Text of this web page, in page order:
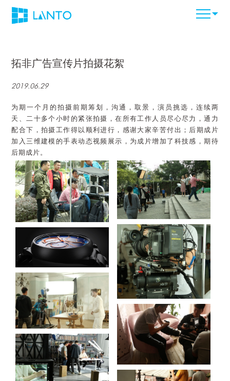
拓非广告宣传片拍摄花絮
2019.06.29
为期一个月的拍摄前期筹划，沟通，取景，演员挑选，连续两
天、二十多个小时的紧张拍摄，在所有工作人员尽心尽力，通力
配合下，拍摄工作得以顺利进行，感谢大家辛苦付出；后期成片
加入三维建模的手表动态视频展示，为成片增加了科技感，期待
后期成片。